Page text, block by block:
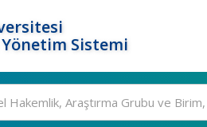
Sistemi